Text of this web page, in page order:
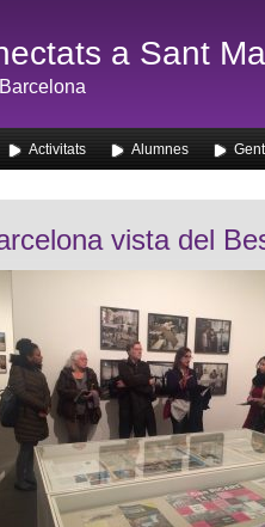
a Sant
Activitats Alumnes
vista del